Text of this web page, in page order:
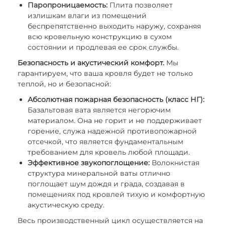
Паропроницаемость: Плита позволяет
излишкам влаги из помещений
беспрепятственно выходить наружу, сохраняя
всю кровельную конструкцию в сухом
состоянии и продлевая ее срок службы.
Безопасность и акустический комфорт. Мы
гарантируем, что ваша кровля будет не только
теплой, но и безопасной:
Абсолютная пожарная безопасность (класс НГ):
Базальтовая вата является негорючим
материалом. Она не горит и не поддерживает
горение, служа надежной противопожарной
отсечкой, что является фундаментальным
требованием для кровель любой площади.
Эффективное звукопоглощение: Волокнистая
структура минеральной ваты отлично
поглощает шум дождя и града, создавая в
помещениях под кровлей тихую и комфортную
акустическую среду.
Весь производственный цикл осуществляется на